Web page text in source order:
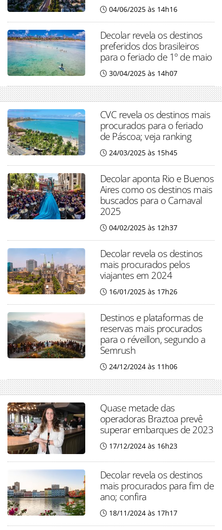
04/06/2025 às 14h16
Decolar revela os destinos
preferidos dos brasileiros
para o feriado de 1º de maio
30/04/2025 às 14h07
CVC revela os destinos mais
procurados para o feriado
de Páscoa; veja ranking
24/03/2025 às 15h45
Decolar aponta Rio e Buenos
Aires como os destinos mais
buscados para o Carnaval
2025
04/02/2025 às 12h37
Decolar revela os destinos
mais procurados pelos
viajantes em 2024
16/01/2025 às 17h26
Destinos e plataformas de
reservas mais procurados
para o réveillon, segundo a
Semrush
24/12/2024 às 11h06
Quase metade das
operadoras Braztoa prevê
superar embarques de 2023
17/12/2024 às 16h23
Decolar revela os destinos
mais procurados para fim de
ano; confira
18/11/2024 às 17h17